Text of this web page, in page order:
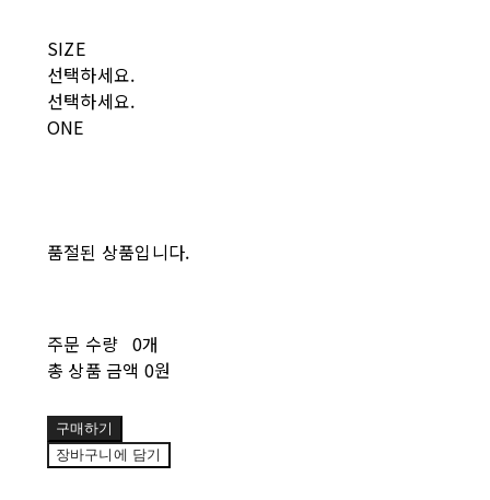
SIZE
선택하세요.
선택하세요.
ONE
품절된 상품입니다.
주문 수량 0개
총 상품 금액 0원
구매하기
장바구니에 담기